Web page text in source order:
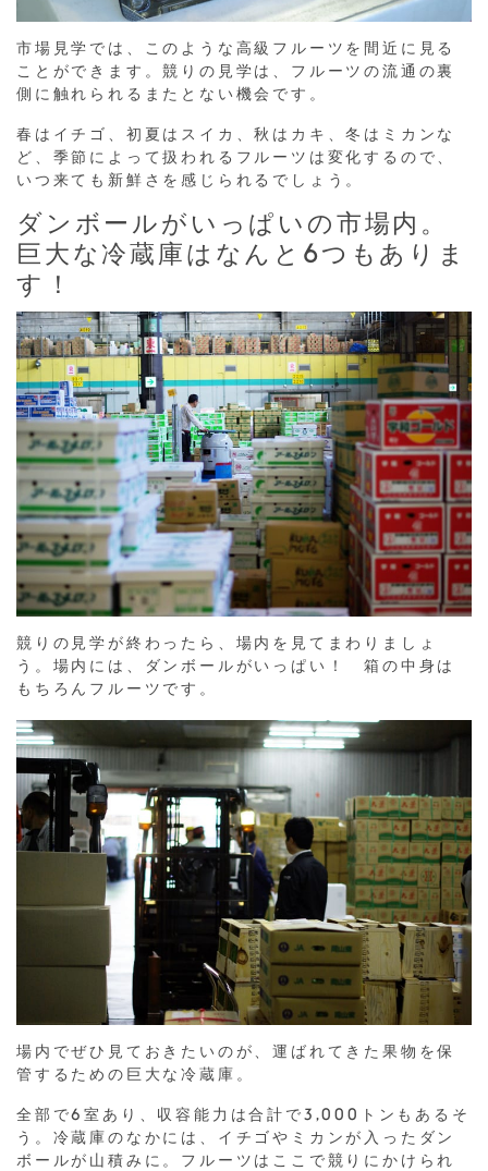
市場見学では、このような高級フルーツを間近に見る
ことができます。競りの見学は、フルーツの流通の裏
側に触れられるまたとない機会です。
春はイチゴ、初夏はスイカ、秋はカキ、冬はミカンな
ど、季節によって扱われるフルーツは変化するので、
いつ来ても新鮮さを感じられるでしょう。
ダンボールがいっぱいの市場内。
巨大な冷蔵庫はなんと6つもありま
す！
競りの見学が終わったら、場内を見てまわりましょ
う。場内には、ダンボールがいっぱい！ 箱の中身は
もちろんフルーツです。
場内でぜひ見ておきたいのが、運ばれてきた果物を保
管するための巨大な冷蔵庫。
全部で6室あり、収容能力は合計で3,000トンもあるそ
う。冷蔵庫のなかには、イチゴやミカンが入ったダン
ボールが山積みに。フルーツはここで競りにかけられ